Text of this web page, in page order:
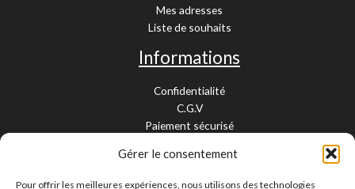
Gérer le consentement
Pour offrir les meilleures expériences, nous utilisons des technologies
Mes adresses
Liste de souhaits
Informations
Confidentialité
C.G.V
Paiement sécurisé
Livraison et retour